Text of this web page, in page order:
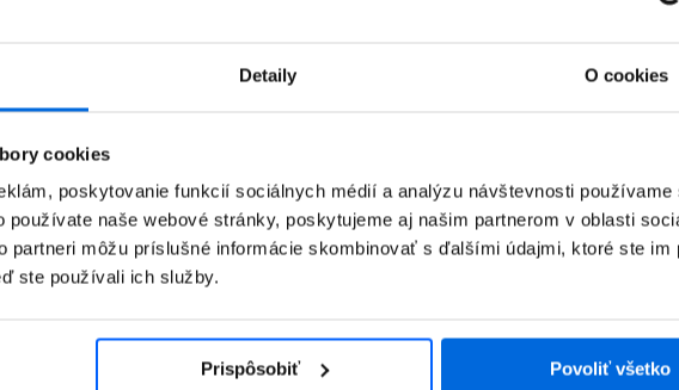
Detaily O cookies
cookies
poskytovanie funkcií sociálnych médií a analýzu návštevnosti používame
používate naše webové stránky, poskytujeme aj našim partnerom v oblasti
partneri môžu príslušné informácie skombinovať s ďalšími údajmi, ktoré ste im
ste používali ich služby.
Prispôsobiť Povoliť všetko
modálnom
Mäkký, priedušný a ľahký športový remienok s
ľahko nastavíš. Husto tkané oká na vnútornej strane